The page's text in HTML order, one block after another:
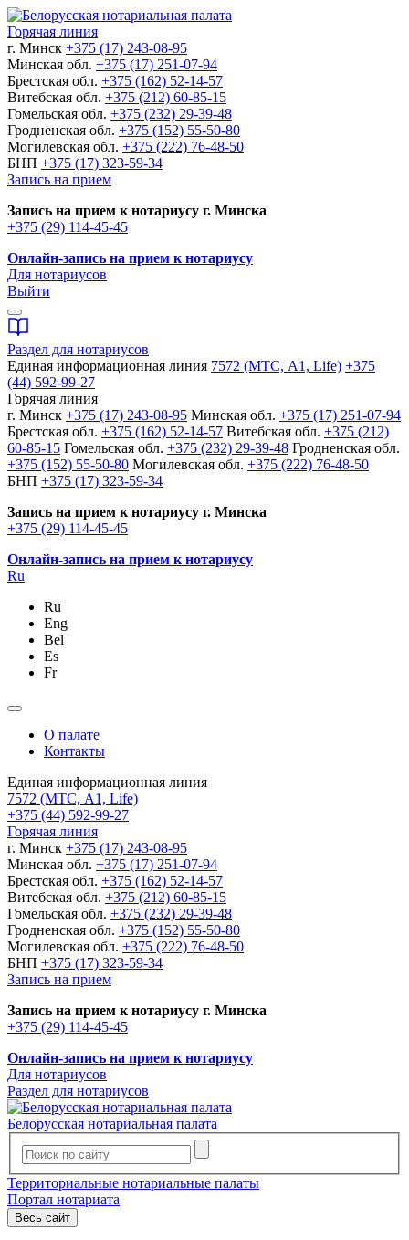
Горячая линия
г. Минск +375 (17) 243-08-95
Минская обл. +375 (17) 251-07-94
Брестская обл. +375 (162) 52-14-57
Витебская обл. +375 (212) 60-85-15
Гомельская обл. +375 (232) 29-39-48
Гродненская обл. +375 (152) 55-50-80
Могилевская обл. +375 (222) 76-48-50
БНП +375 (17) 323-59-34
Запись на прием
Запись на прием к нотариусу г. Минска
+375 (29) 114-45-45
Онлайн-запись на прием к нотариусу
Для нотариусов
Выйти
Раздел для нотариусов
Единая информационная линия 7572 (МТС, A1, Life) +375
(44) 592-99-27
Горячая линия
г. Минск +375 (17) 243-08-95 Минская обл. +375 (17) 251-07-94
Брестская обл. +375 (162) 52-14-57 Витебская обл. +375 (212)
60-85-15 Гомельская обл. +375 (232) 29-39-48 Гродненская обл.
+375 (152) 55-50-80 Могилевская обл. +375 (222) 76-48-50
БНП +375 (17) 323-59-34
Запись на прием к нотариусу г. Минска
+375 (29) 114-45-45
Онлайн-запись на прием к нотариусу
Ru
Ru
Eng
Bel
Es
Fr
О палате
Контакты
Единая информационная линия
7572 (МТС, A1, Life)
+375 (44) 592-99-27
Горячая линия
г. Минск +375 (17) 243-08-95
Минская обл. +375 (17) 251-07-94
Брестская обл. +375 (162) 52-14-57
Витебская обл. +375 (212) 60-85-15
Гомельская обл. +375 (232) 29-39-48
Гродненская обл. +375 (152) 55-50-80
Могилевская обл. +375 (222) 76-48-50
БНП +375 (17) 323-59-34
Запись на прием
Запись на прием к нотариусу г. Минска
+375 (29) 114-45-45
Онлайн-запись на прием к нотариусу
Для нотариусов
Раздел для нотариусов
Белорусская нотариальная палата
Территориальные нотариальные палаты
Портал нотариата
Весь сайт